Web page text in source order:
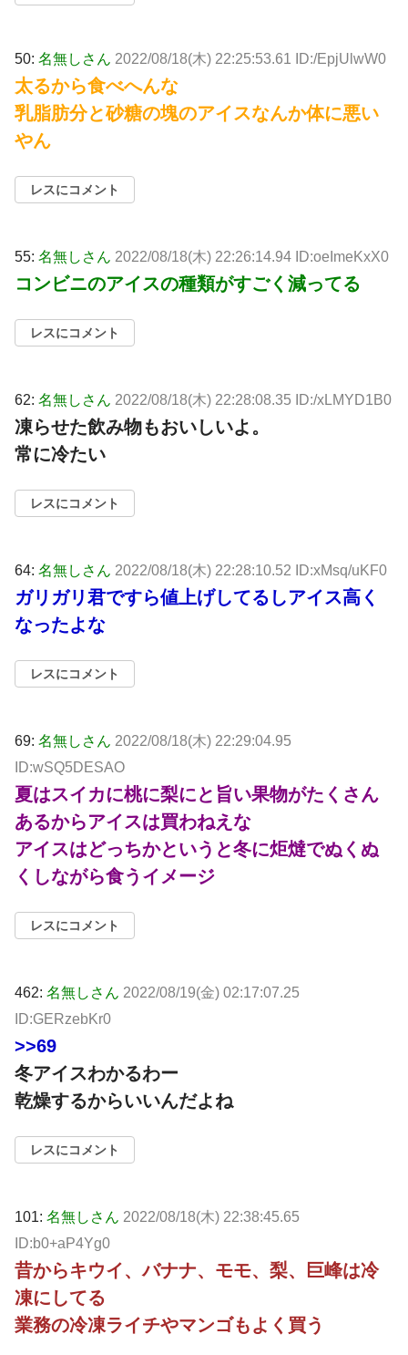
50: 名無しさん 2022/08/18(木) 22:25:53.61 ID:/EpjUlwW0
太るから食べへんな
乳脂肪分と砂糖の塊のアイスなんか体に悪い
やん
レスにコメント
55: 名無しさん 2022/08/18(木) 22:26:14.94 ID:oeImeKxX0
コンビニのアイスの種類がすごく減ってる
レスにコメント
62: 名無しさん 2022/08/18(木) 22:28:08.35 ID:/xLMYD1B0
凍らせた飲み物もおいしいよ。
常に冷たい
レスにコメント
64: 名無しさん 2022/08/18(木) 22:28:10.52 ID:xMsq/uKF0
ガリガリ君ですら値上げしてるしアイス高く
なったよな
レスにコメント
69: 名無しさん 2022/08/18(木) 22:29:04.95
ID:wSQ5DESAO
夏はスイカに桃に梨にと旨い果物がたくさん
あるからアイスは買わねえな
アイスはどっちかというと冬に炬燵でぬくぬ
くしながら食うイメージ
レスにコメント
462: 名無しさん 2022/08/19(金) 02:17:07.25
ID:GERzebKr0
>>69
冬アイスわかるわー
乾燥するからいいんだよね
レスにコメント
101: 名無しさん 2022/08/18(木) 22:38:45.65
ID:b0+aP4Yg0
昔からキウイ、バナナ、モモ、梨、巨峰は冷
凍にしてる
業務の冷凍ライチやマンゴもよく買う